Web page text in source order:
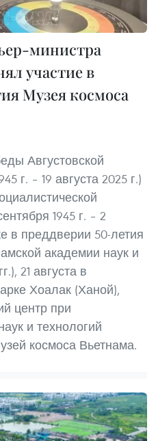
министра
участие в
Музея космоса
Августовской
г. – 19 августа 2025 г.)
1945 г. – 2
в преддверии 50-летия
академии наук и
21 августа в
Хоалак (Ханой),
центр при
и технологий
космоса Вьетнама.